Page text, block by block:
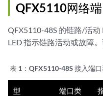
QFX5110网络
QFX5110-48S 的链路/活动
LED 指示链路活动或故障
表 1： QFX5110-48S 接入端
型
端口类